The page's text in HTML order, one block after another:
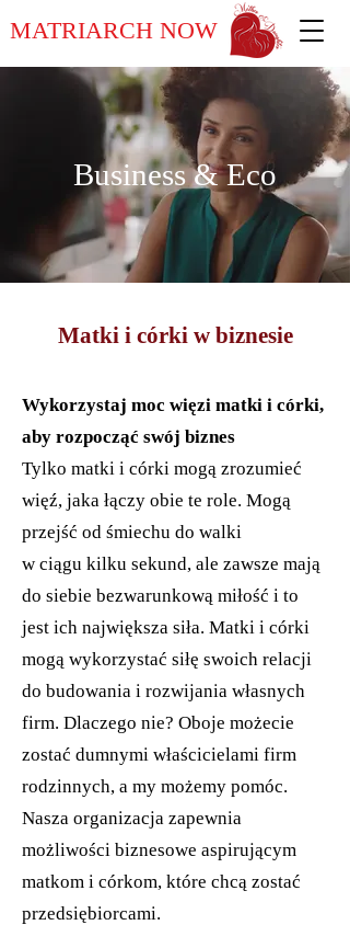
MATRIARCH NOW
Business & Eco
Matki i córki w biznesie
Wykorzystaj moc więzi matki i córki,
aby rozpocząć swój biznes
Tylko matki i córki mogą zrozumieć
więź, jaka łączy obie te role. Mogą
przejść od śmiechu do walki
w ciągu kilku sekund, ale zawsze mają
do siebie bezwarunkową miłość i to
jest ich największa siła. Matki i córki
mogą wykorzystać siłę swoich relacji
do budowania i rozwijania własnych
firm. Dlaczego nie? Oboje możecie
zostać dumnymi właścicielami firm
rodzinnych, a my możemy pomóc.
Nasza organizacja zapewnia
możliwości biznesowe aspirującym
matkom i córkom, które chcą zostać
przedsiębiorcami.